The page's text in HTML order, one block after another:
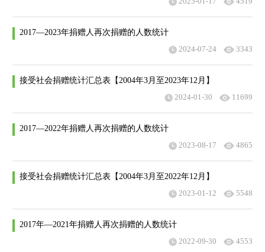
2017—2023年捐赠人再次捐赠的人数统计
2024-07-24
3343
接受社会捐赠统计汇总表【2004年3月至2023年12月】
2024-01-30
11699
2017—2022年捐赠人再次捐赠的人数统计
2023-08-17
4865
接受社会捐赠统计汇总表【2004年3月至2022年12月】
2023-01-12
5548
2017年—2021年捐赠人再次捐赠的人数统计
2022-09-30
4553